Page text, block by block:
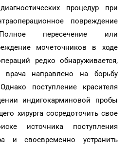
процедур при
повреждение
пересечение или
мочеточников в ходе
редко обнаруживается,
направлено на борьбу
поступление красителя
индигокарминовой пробы
хирурга сосредоточить свое
источника поступления
и своевременно устранить